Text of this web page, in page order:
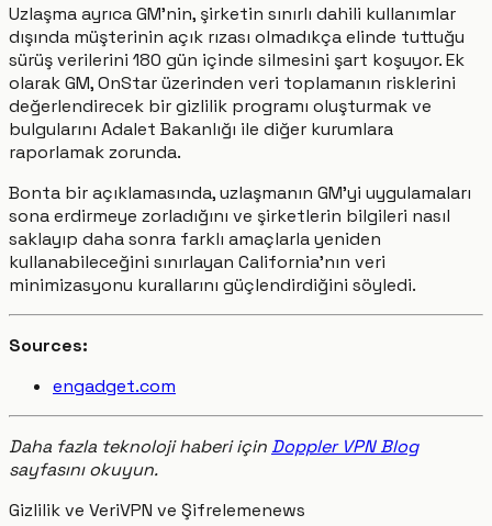
Uzlaşma ayrıca GM’nin, şirketin sınırlı dahili kullanımlar
dışında müşterinin açık rızası olmadıkça elinde tuttuğu
sürüş verilerini 180 gün içinde silmesini şart koşuyor. Ek
olarak GM, OnStar üzerinden veri toplamanın risklerini
değerlendirecek bir gizlilik programı oluşturmak ve
bulgularını Adalet Bakanlığı ile diğer kurumlara
raporlamak zorunda.
Bonta bir açıklamasında, uzlaşmanın GM’yi uygulamaları
sona erdirmeye zorladığını ve şirketlerin bilgileri nasıl
saklayıp daha sonra farklı amaçlarla yeniden
kullanabileceğini sınırlayan California’nın veri
minimizasyonu kurallarını güçlendirdiğini söyledi.
Sources:
engadget.com
Daha fazla teknoloji haberi içinDoppler VPN Blog
sayfasını okuyun.
Gizlilik ve VeriVPN ve Şifrelemenews